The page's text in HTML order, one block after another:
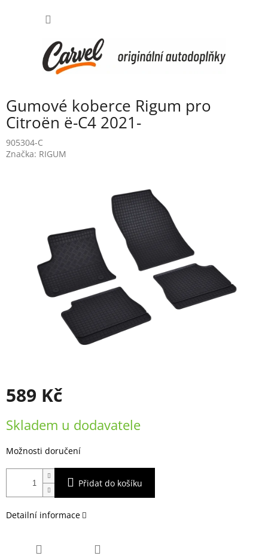
Gumové koberce Rigum pro
Citroën ë-C4 2021-
905304-C
Značka: RIGUM
589 Kč
cena:
Skladem u dodavatele
Možnosti doručení
Přidat do košíku
Detailní informace